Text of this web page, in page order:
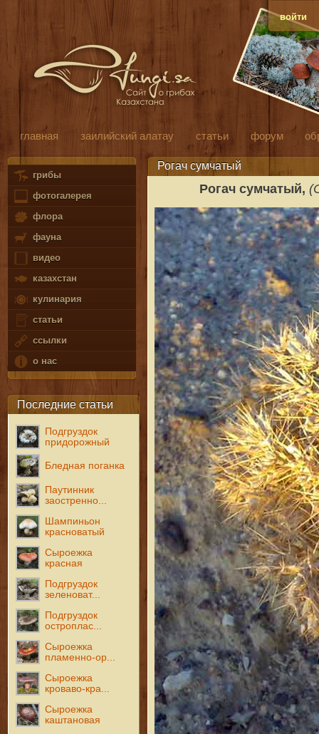
войти
главная заилийский алатау статьи форум
грибы
фотогалерея
флора
фауна
видео
казахстан
кулинария
статьи
ссылки
о нас
Последние статьи
Подгруздок
придорожный
Бледная поганка
Паутинник
заостренно...
Шампиньон
красноватый
Сыроежка
красная
Подгруздок
зеленоват...
Подгруздок
остроплас...
Сыроежка
пламенно-ор...
Сыроежка
кроваво-кра...
Сыроежка
каштановая
Рогач сумчатый
Рогач сумчатый,